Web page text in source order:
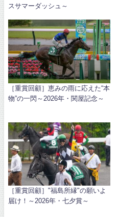
スサマーダッシュ～
［重賞回顧］恵みの雨に応えた“本
物”の一閃～2026年・関屋記念～
［重賞回顧］"福島所縁"の願いよ
届け！～2026年・七夕賞～